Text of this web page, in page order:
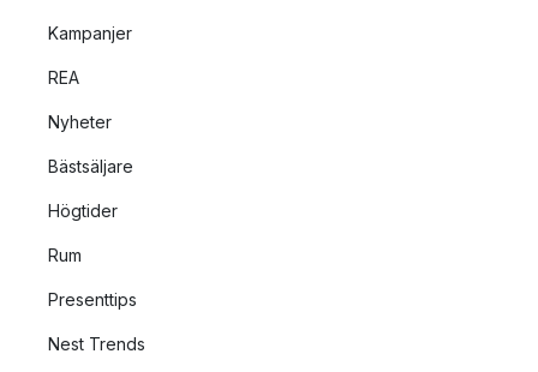
Kampanjer
REA
Nyheter
Bästsäljare
Högtider
Rum
Presenttips
Nest Trends